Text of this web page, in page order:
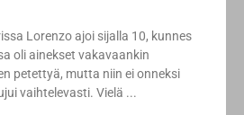
Lorenzo ajoi sijalla 10, kunnes
oli ainekset vakavaankin
petettyä, mutta niin ei onneksi
vaihtelevasti. Vielä